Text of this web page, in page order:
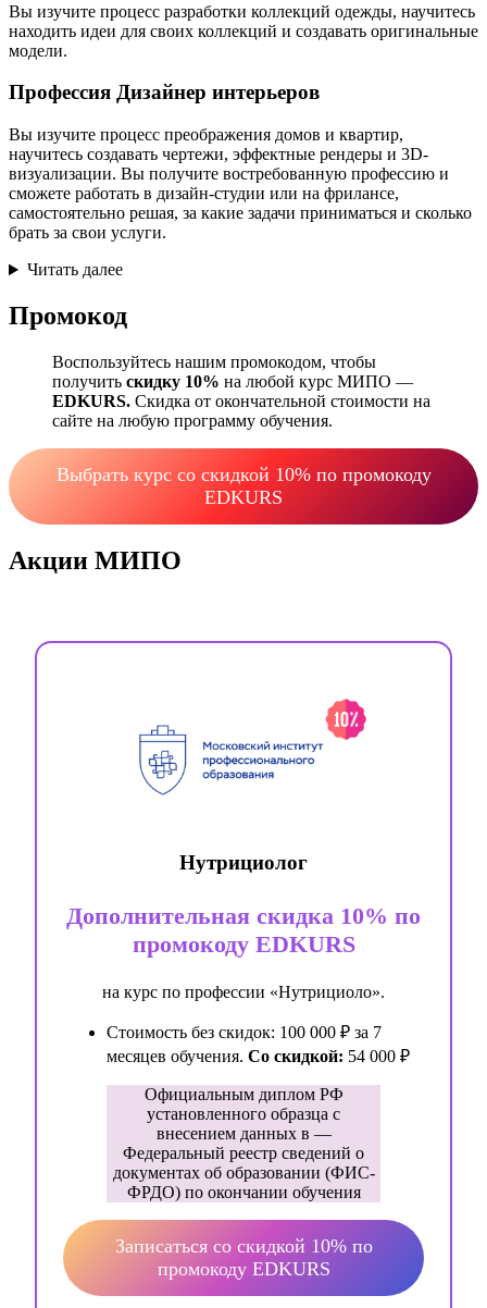
Вы изучите процесс разработки коллекций одежды, научитесь
находить идеи для своих коллекций и создавать оригинальные
модели.
Профессия Дизайнер интерьеров
Вы изучите процесс преображения домов и квартир,
научитесь создавать чертежи, эффектные рендеры и 3D-
визуализации. Вы получите востребованную профессию и
сможете работать в дизайн-студии или на фрилансе,
самостоятельно решая, за какие задачи приниматься и сколько
брать за свои услуги.
Читать далее
Промокод
Воспользуйтесь нашим промокодом, чтобы
получить скидку 10% на любой курс МИПО —
EDKURS. Скидка от окончательной стоимости на
сайте на любую программу обучения.
Выбрать курс со скидкой 10% по промокоду
EDKURS
Акции МИПО
Нутрициолог
Дополнительная скидка 10% по
промокоду EDKURS
на курс по профессии «Нутрициоло».
Стоимость без скидок: 100 000 ₽ за 7
месяцев обучения. Со скидкой: 54 000 ₽
Официальным диплом РФ
установленного образца с
внесением данных в —
Федеральный реестр сведений о
документах об образовании (ФИС-
ФРДО) по окончании обучения
Записаться со скидкой 10% по
промокоду EDKURS